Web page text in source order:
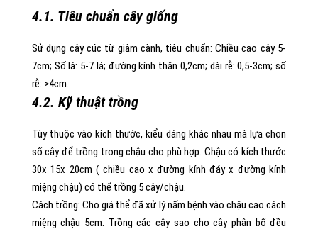
4.1. Tiêu chuẩn cây giống
Sử dụng cây cúc từ giâm cành, tiêu chuẩn: Chiều cao cây 5-
7cm; Số lá: 5-7 lá; đường kính thân 0,2cm; dài rễ: 0,5-3cm; số
rễ: >4cm.
4.2. Kỹ thuật trồng
Tùy thuộc vào kích thước, kiểu dáng khác nhau mà lựa chọn
số cây để trồng trong chậu cho phù hợp. Chậu có kích thước
30x 15x 20cm ( chiều cao x đường kính đáy x đường kính
miệng chậu) có thể trồng 5 cây/chậu.
Cách trồng: Cho giá thể đã xử lý nấm bệnh vào chậu cao cách
miệng chậu 5cm. Trồng các cây sao cho cây phân bố đều